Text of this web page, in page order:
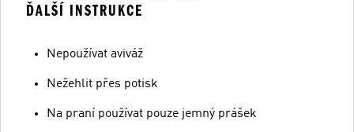
ĎALŠÍ INSTRUKCE
Nepoužívat aviváž
Nežehlit přes potisk
Na praní používat pouze jemný prášek